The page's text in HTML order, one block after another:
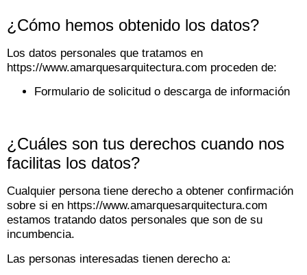
¿Cómo hemos obtenido los datos?
Los datos personales que tratamos en
https://www.amarquesarquitectura.com proceden de:
Formulario de solicitud o descarga de información
¿Cuáles son tus derechos cuando nos
facilitas los datos?
Cualquier persona tiene derecho a obtener confirmación
sobre si en https://www.amarquesarquitectura.com
estamos tratando datos personales que son de su
incumbencia.
Las personas interesadas tienen derecho a: